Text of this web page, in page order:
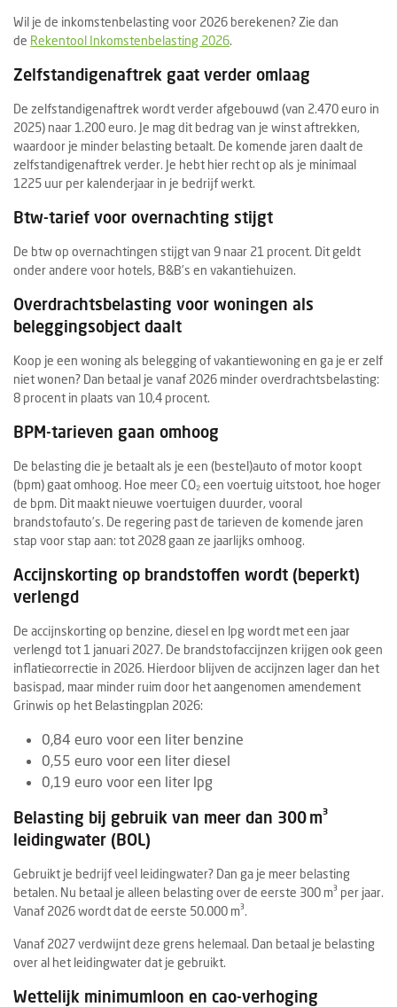
Wil je de inkomstenbelasting voor 2026 berekenen? Zie dan
de Rekentool Inkomstenbelasting 2026.
Zelfstandigenaftrek gaat verder omlaag
De zelfstandigenaftrek wordt verder afgebouwd (van 2.470 euro in
2025) naar 1.200 euro. Je mag dit bedrag van je winst aftrekken,
waardoor je minder belasting betaalt. De komende jaren daalt de
zelfstandigenaftrek verder. Je hebt hier recht op als je minimaal
1225 uur per kalenderjaar in je bedrijf werkt.
Btw-tarief voor overnachting stijgt
De btw op overnachtingen stijgt van 9 naar 21 procent. Dit geldt
onder andere voor hotels, B&B’s en vakantiehuizen.
Overdrachtsbelasting voor woningen als
beleggingsobject daalt
Koop je een woning als belegging of vakantiewoning en ga je er zelf
niet wonen? Dan betaal je vanaf 2026 minder overdrachtsbelasting:
8 procent in plaats van 10,4 procent.
BPM-tarieven gaan omhoog
De belasting die je betaalt als je een (bestel)auto of motor koopt
(bpm) gaat omhoog. Hoe meer CO₂ een voertuig uitstoot, hoe hoger
de bpm. Dit maakt nieuwe voertuigen duurder, vooral
brandstofauto’s. De regering past de tarieven de komende jaren
stap voor stap aan: tot 2028 gaan ze jaarlijks omhoog.
Accijnskorting op brandstoffen wordt (beperkt)
verlengd
De accijnskorting op benzine, diesel en lpg wordt met een jaar
verlengd tot 1 januari 2027. De brandstofaccijnzen krijgen ook geen
inflatiecorrectie in 2026. Hierdoor blijven de accijnzen lager dan het
basispad, maar minder ruim door het aangenomen amendement
Grinwis op het Belastingplan 2026:
0,84 euro voor een liter benzine
0,55 euro voor een liter diesel
0,19 euro voor een liter lpg
Belasting bij gebruik van meer dan 300 m³
leidingwater (BOL)
Gebruikt je bedrijf veel leidingwater? Dan ga je meer belasting
betalen. Nu betaal je alleen belasting over de eerste 300 m³ per jaar.
Vanaf 2026 wordt dat de eerste 50.000 m³.
Vanaf 2027 verdwijnt deze grens helemaal. Dan betaal je belasting
over al het leidingwater dat je gebruikt.
Wettelijk minimumloon en cao-verhoging